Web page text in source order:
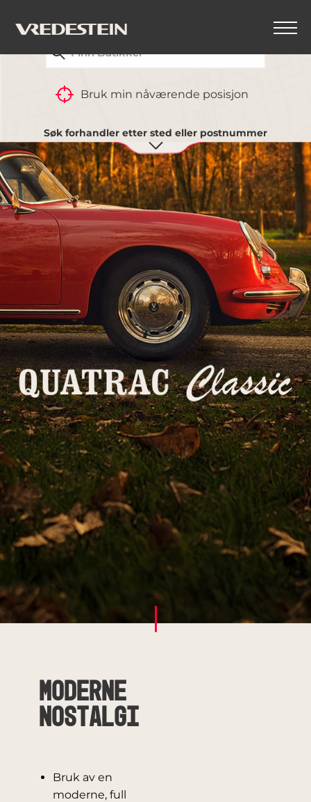
Bruk min nåværende posisjon
Søk forhandler etter sted eller postnummer
Moderne
Nostalgi
Bruk av en
moderne, full